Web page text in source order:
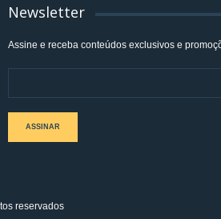
Newsletter
Assine e receba conteúdos exclusivos e
ASSINAR
reservados